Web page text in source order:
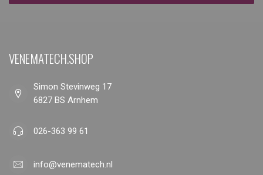
VENEMATECH.SHOP
Simon Stevinweg 17
6827 BS Arnhem
026-363 99 61
info@venematech.nl